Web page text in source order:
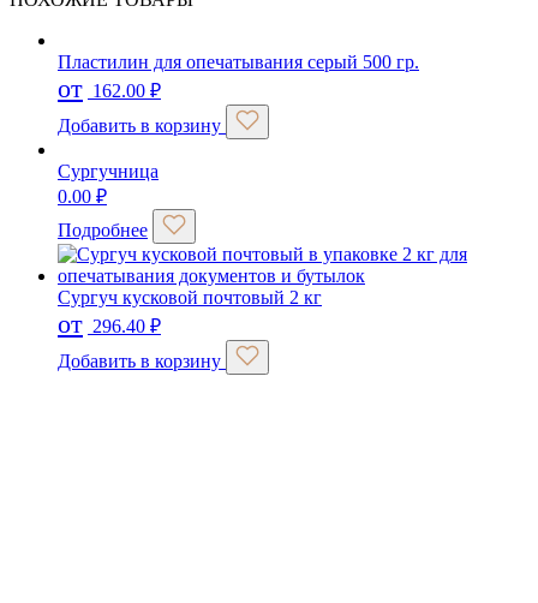
Пластилин для опечатывания серый 500 гр.
от 162.00 ₽
Добавить в корзину
Сургучница
0.00 ₽
Подробнее
Сургуч кусковой почтовый 2 кг
от 296.40 ₽
Добавить в корзину